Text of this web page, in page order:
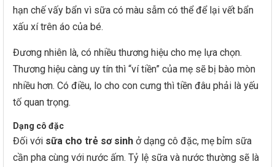
hạn chế vấy bẩn vì sữa có màu sẫm có thể để lại vết bẩn
xấu xí trên áo của bé.
Đương nhiên là, có nhiều thương hiệu cho mẹ lựa chọn.
Thương hiệu càng uy tín thì “ví tiền” của mẹ sẽ bị bào mòn
nhiều hơn. Có điều, lo cho con cưng thì tiền đâu phải là yếu
tố quan trọng.
Dạng cô đặc
Đối với sữa cho trẻ sơ sinh ở dạng cô đặc, mẹ bỉm sữa
cần pha cùng với nước ấm. Tỷ lệ sữa và nước thường sẽ là